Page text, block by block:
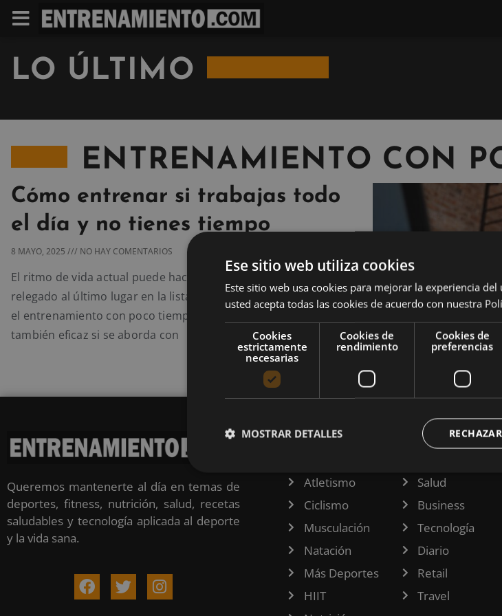
LO ÚLTIMO
ENTRENAMIENTO CON
Cómo entrenar si trabajas todo
el día y no tienes tiempo
8 MAYO, 2025 NO HAY COMENTARIOS
El ritmo de vida actual puede hacer que el ejercicio quede
relegado al último lugar en la lista de prioridades. Sin embargo,
el entrenamiento con poco tiempo no solo es posible, sino
también eficaz si se aborda con
Queremos mantenerte al día en temas de
deportes, fitness, nutrición, salud, recetas
saludables y tecnología aplicada al deporte
y la vida sana.
Atletismo
Ciclismo
Musculación
Natación
Más Deportes
HIIT
Salud
Business
Tecnología
Diario
Retail
Travel
Ese sitio web utiliza cookies
Este sitio web usa cookies para mejorar la experiencia
usted acepta todas las cookies de acuerdo con nuestra
Cookies
estrictamente
necesarias
Cookies de
rendimiento
Cookies de
preferencias
MOSTRAR DETALLES